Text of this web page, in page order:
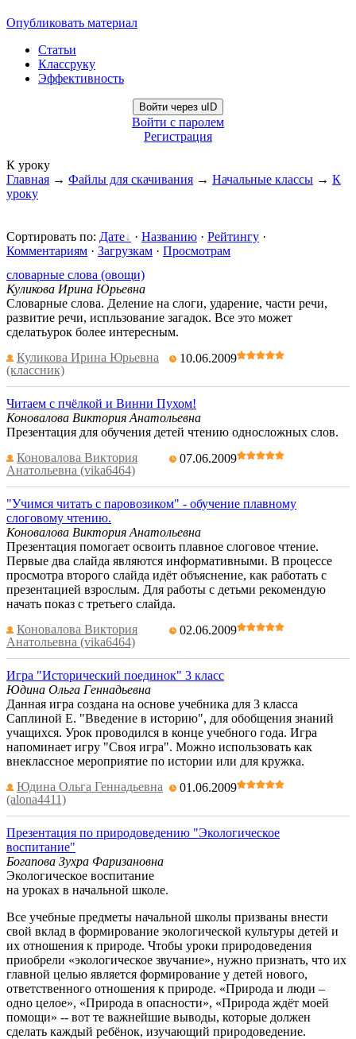
Опубликовать материал
Статьи
Классруку
Эффективность
Войти через uID
Войти с паролем
Регистрация
К уроку
Главная → Файлы для скачивания → Начальные классы → К
уроку
Сортировать по: Дате · Названию · Рейтингу ·
Комментариям · Загрузкам · Просмотрам
словарные слова (овощи)
Куликова Ирина Юрьевна
Словарные слова. Деление на слоги, ударение, части речи,
развитие речи, испльзование загадок. Все это может
сделатьурок более интересным.
Куликова Ирина Юрьевна
(классник)
10.06.2009
Читаем с пчёлкой и Винни Пухом!
Коновалова Виктория Анатольевна
Презентация для обучения детей чтению односложных слов.
Коновалова Виктория
Анатольевна (vika6464)
07.06.2009
"Учимся читать с паровозиком" - обучение плавному
слоговому чтению.
Коновалова Виктория Анатольевна
Презентация помогает освоить плавное слоговое чтение.
Первые два слайда являются информативными. В процессе
просмотра второго слайда идёт объяснение, как работать с
презентацией взрослым. Для работы с детьми рекомендую
начать показ с третьего слайда.
Коновалова Виктория
Анатольевна (vika6464)
02.06.2009
Игра "Исторический поединок" 3 класс
Юдина Ольга Геннадьевна
Данная игра создана на основе учебника для 3 класса
Саплиной Е. "Введение в историю", для обобщения знаний
учащихся. Урок проводился в конце учебного года. Игра
напоминает игру "Своя игра". Можно использовать как
внеклассное мероприятие по истории или для кружка.
Юдина Ольга Геннадьевна
(alona4411)
01.06.2009
Презентация по природоведению "Экологическое
воспитание"
Богапова Зухра Фаризановна
Экологическое воспитание
на уроках в начальной школе.
Все учебные предметы начальной школы призваны внести
свой вклад в формирование экологической культуры детей и
их отношения к природе. Чтобы уроки природоведения
приобрели «экологическое звучание», нужно признать, что их
главной целью является формирование у детей нового,
ответственного отношения к природе. «Природа и люди –
одно целое», «Природа в опасности», «Природа ждёт моей
помощи» -- вот те важнейшие выводы, которые должен
сделать каждый ребёнок, изучающий природоведение.